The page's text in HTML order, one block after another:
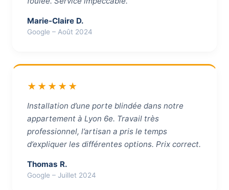
Marie-Claire D.
Google – Août 2024
★★★★★
Installation d’une porte blindée dans notre
appartement à Lyon 6e. Travail très
professionnel, l’artisan a pris le temps
d’expliquer les différentes options. Prix correct.
Thomas R.
Google – Juillet 2024